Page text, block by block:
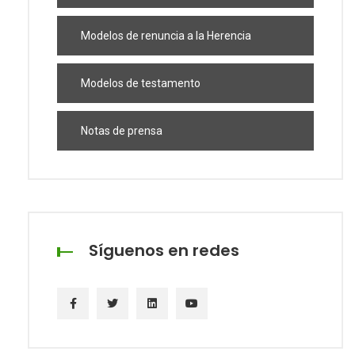
Modelos de renuncia a la Herencia
Modelos de testamento
Notas de prensa
Síguenos en redes